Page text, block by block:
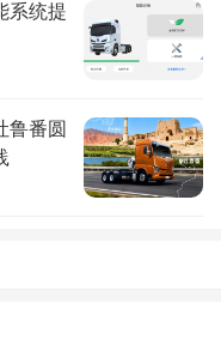
系统提
鲁番圆